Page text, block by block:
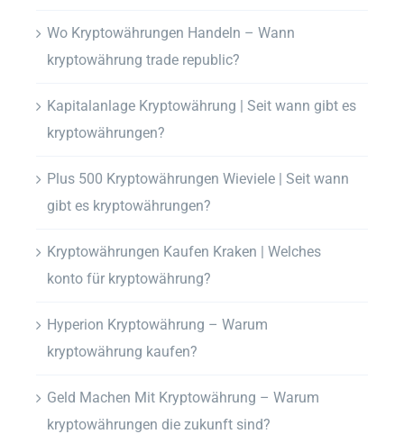
Wo Kryptowährungen Handeln – Wann
kryptowährung trade republic?
Kapitalanlage Kryptowährung | Seit wann gibt es
kryptowährungen?
Plus 500 Kryptowährungen Wieviele | Seit wann
gibt es kryptowährungen?
Kryptowährungen Kaufen Kraken | Welches
konto für kryptowährung?
Hyperion Kryptowährung – Warum
kryptowährung kaufen?
Geld Machen Mit Kryptowährung – Warum
kryptowährungen die zukunft sind?